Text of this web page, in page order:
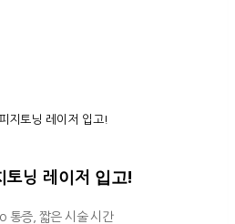
토닝 레이저 입고!
통증, 짧은 시술 시간